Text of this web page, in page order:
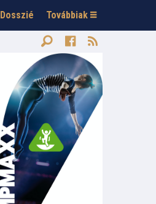
Dosszié Továbbiak